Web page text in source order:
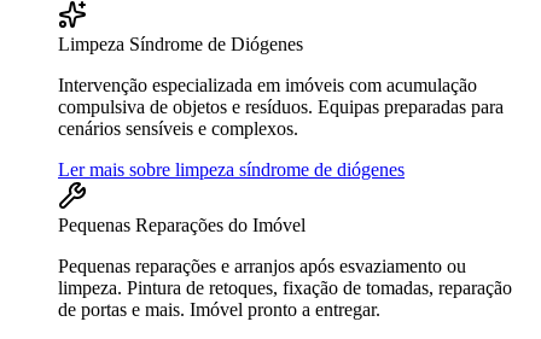
Limpeza Síndrome de Diógenes
Intervenção especializada em imóveis com acumulação
compulsiva de objetos e resíduos. Equipas preparadas para
cenários sensíveis e complexos.
Ler mais sobre limpeza síndrome de diógenes
Pequenas Reparações do Imóvel
Pequenas reparações e arranjos após esvaziamento ou
limpeza. Pintura de retoques, fixação de tomadas, reparação
de portas e mais. Imóvel pronto a entregar.